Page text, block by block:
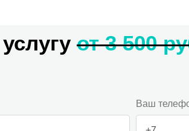
от 3 500
Ваш